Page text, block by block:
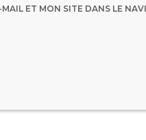
ET MON SITE DANS LE